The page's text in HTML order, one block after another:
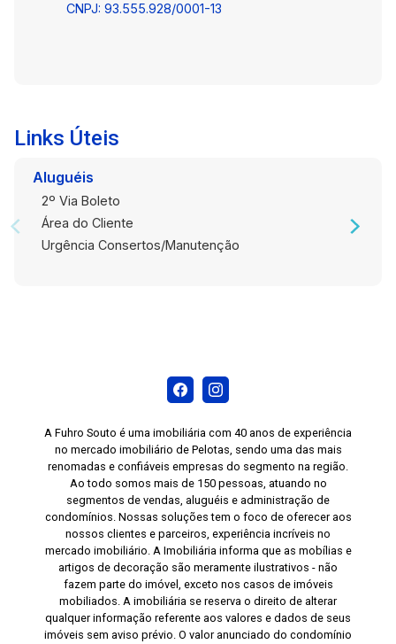
CNPJ: 93.555.928/0001-13
Links Úteis
Aluguéis
2º Via Boleto
Área do Cliente
Urgência Consertos/Manutenção
A Fuhro Souto é uma imobiliária com 40 anos de experiência
no mercado imobiliário de Pelotas, sendo uma das mais
renomadas e confiáveis empresas do segmento na região.
Ao todo somos mais de 150 pessoas, atuando no
segmentos de vendas, aluguéis e administração de
condomínios. Nossas soluções tem o foco de oferecer aos
nossos clientes e parceiros, experiência incríveis no
mercado imobiliário. A Imobiliária informa que as mobílias e
artigos de decoração são meramente ilustrativos - não
fazem parte do imóvel, exceto nos casos de imóveis
mobiliados. A imobiliária se reserva o direito de alterar
qualquer informação referente aos valores e dados de seus
imóveis sem aviso prévio. O valor anunciado do condomínio